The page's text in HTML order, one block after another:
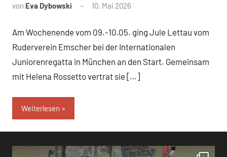
von Eva Dybowski 10. Mai 2026
Am Wochenende vom 09.-10.05. ging Jule Lettau vom
Ruderverein Emscher bei der Internationalen
Juniorenregatta in München an den Start. Gemeinsam
mit Helena Rossetto vertrat sie […]
Weiterlesen